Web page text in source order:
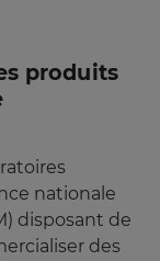
produits
nationale
disposant de
des